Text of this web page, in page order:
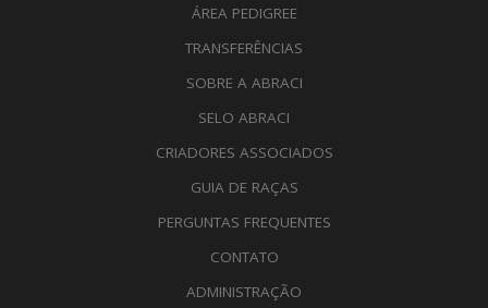
ÁREA PEDIGREE
TRANSFERÊNCIAS
SOBRE A ABRACI
SELO ABRACI
CRIADORES ASSOCIADOS
GUIA DE RAÇAS
PERGUNTAS FREQUENTES
CONTATO
ADMINISTRAÇÃO